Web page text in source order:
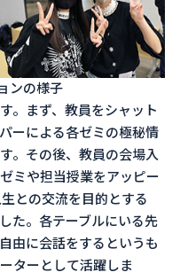
ンの様子
。まず、教員をシャット
ーによる各ゼミの極秘情
。その後、教員の会場入
ミや担当授業をアッピー
との交流を目的とする
た。各テーブルにいる先
由に会話をするというも
ターとして活躍しま